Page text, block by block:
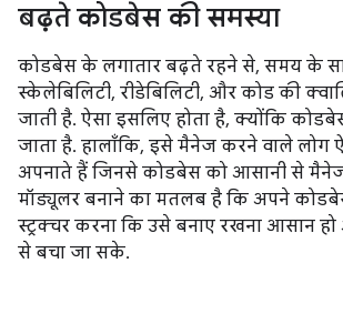
बढ़ते कोडबेस की समस्या
कोडबेस के लगातार बढ़ते रहने से, समय के
स्केलेबिलिटी, रीडेबिलिटी, और कोड की
जाती है. ऐसा इसलिए होता है, क्योंकि
जाता है. हालाँकि, इसे मैनेज करने वाले लोग
अपनाते हैं जिनसे कोडबेस को आसानी से
मॉड्यूलर बनाने का मतलब है कि अपने
स्ट्रक्चर करना कि उसे बनाए रखना आसान
से बचा जा सके.